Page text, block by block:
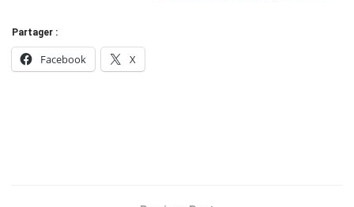
Partager :
Facebook X